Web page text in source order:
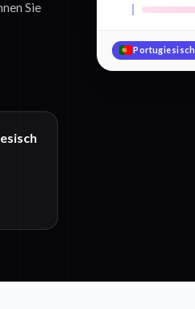
Sie
Portugiesisch